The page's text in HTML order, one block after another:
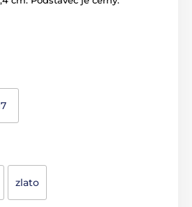
zlato